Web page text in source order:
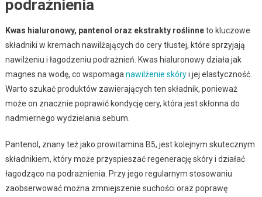
podrażnienia
Kwas hialuronowy, pantenol oraz ekstrakty roślinneto kluczowe
składniki w kremach nawilżających do cery tłustej, które sprzyjają
nawilżeniu i łagodzeniu podrażnień. Kwas hialuronowy działa jak
magnes na wodę, co wspomaga nawilżenie skóryi jej elastyczność.
Warto szukać produktów zawierających ten składnik, ponieważ
może on znacznie poprawić kondycję cery, która jest skłonna do
nadmiernego wydzielania sebum.
Pantenol, znany też jako prowitamina B5, jest kolejnym skutecznym
składnikiem, który może przyspieszać regenerację skóry i działać
łagodząco na podrażnienia. Przy jego regularnym stosowaniu
zaobserwować można zmniejszenie suchości oraz poprawę